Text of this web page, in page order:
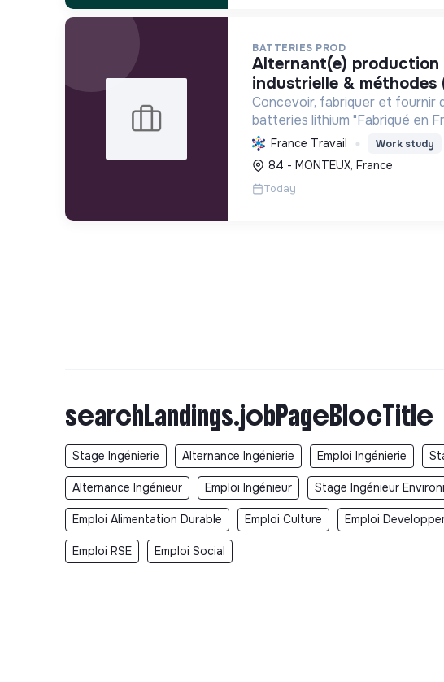
BATTERIES PROD
alternant(e) production
industrielle &
Concevoir, fabriquer et fournir
batteries lithium "Fabriqué en
haute performance, favorisant
d'énergie et la mobilité
engagement éco-responsable.
France Travail Work study
84 - MONTEUX, France
Today
searchLandings.jobPageBlocTitle
Stage Ingénierie Alternance Ingénierie Emploi Ingénierie
Alternance Ingénieur Emploi Ingénieur Stage Ingénieur
Emploi Alimentation Durable Emploi Culture Emploi
Emploi RSE Emploi Social